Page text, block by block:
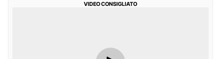
VIDEO CONSIGLIATO